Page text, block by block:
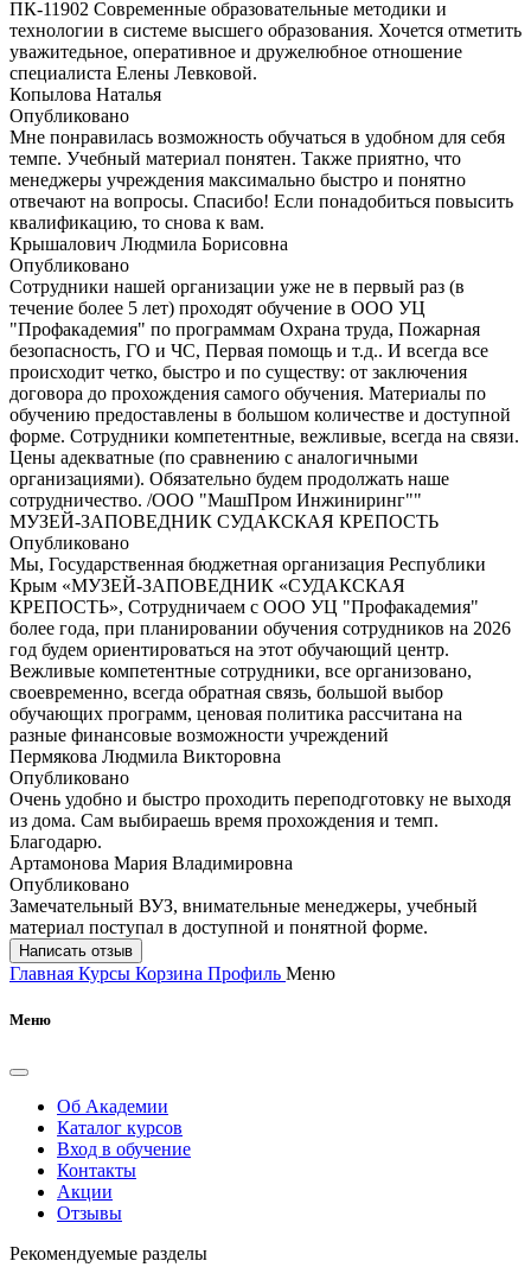
ПК-11902 Современные образовательные методики и
технологии в системе высшего образования. Хочется отметить
уважитедьное, оперативное и дружелюбное отношение
специалиста Елены Левковой.
Копылова Наталья
Опубликовано
Мне понравилась возможность обучаться в удобном для себя
темпе. Учебный материал понятен. Также приятно, что
менеджеры учреждения максимально быстро и понятно
отвечают на вопросы. Спасибо! Если понадобиться повысить
квалификацию, то снова к вам.
Крышалович Людмила Борисовна
Опубликовано
Сотрудники нашей организации уже не в первый раз (в
течение более 5 лет) проходят обучение в ООО УЦ
"Профакадемия" по программам Охрана труда, Пожарная
безопасность, ГО и ЧС, Первая помощь и т.д.. И всегда все
происходит четко, быстро и по существу: от заключения
договора до прохождения самого обучения. Материалы по
обучению предоставлены в большом количестве и доступной
форме. Сотрудники компетентные, вежливые, всегда на связи.
Цены адекватные (по сравнению с аналогичными
организациями). Обязательно будем продолжать наше
сотрудничество. /ООО "МашПром Инжиниринг""
МУЗЕЙ-ЗАПОВЕДНИК СУДАКСКАЯ КРЕПОСТЬ
Опубликовано
Мы, Государственная бюджетная организация Республики
Крым «МУЗЕЙ-ЗАПОВЕДНИК «СУДАКСКАЯ
КРЕПОСТЬ», Сотрудничаем с ООО УЦ "Профакадемия"
более года, при планировании обучения сотрудников на 2026
год будем ориентироваться на этот обучающий центр.
Вежливые компетентные сотрудники, все организовано,
своевременно, всегда обратная связь, большой выбор
обучающих программ, ценовая политика рассчитана на
разные финансовые возможности учреждений
Пермякова Людмила Викторовна
Опубликовано
Очень удобно и быстро проходить переподготовку не выходя
из дома. Сам выбираешь время прохождения и темп.
Благодарю.
Артамонова Мария Владимировна
Опубликовано
Замечательный ВУЗ, внимательные менеджеры, учебный
материал поступал в доступной и понятной форме.
Написать отзыв
Главная Курсы Корзина Профиль Меню
Меню
Об Академии
Каталог курсов
Вход в обучение
Контакты
Акции
Отзывы
Рекомендуемые разделы